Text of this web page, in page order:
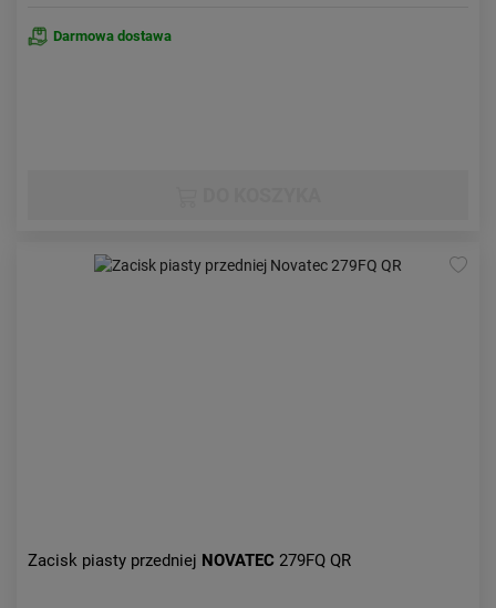
Darmowa dostawa
Zacisk piasty przedniej NOVATEC 279FQ QR